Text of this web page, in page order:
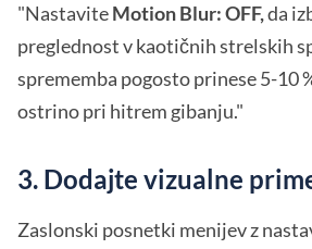
"NastaviteMotion Blur: OFF,da
preglednost v kaotičnih strelskih
sprememba pogosto prinese 5-10
ostrino pri hitrem gibanju."
3. Dodajte vizualne
Zaslonski posnetki menijev z